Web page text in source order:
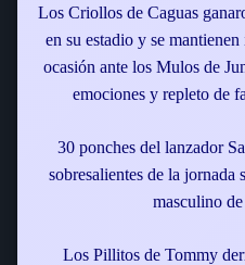
Los Criollos de Caguas
en su estadio y se
ocasión ante los Mulos de
emociones y repleto de
30 ponches del lanzador
sobresalientes de la
masculino
Los Pillitos de Tommy